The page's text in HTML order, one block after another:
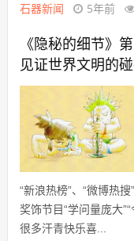
石器新闻 5年前
《隐秘的细节》
见证世界文明的
“新浪热榜”、“微博热
奖饰节目“学问量庞大
很多汗青快乐喜...